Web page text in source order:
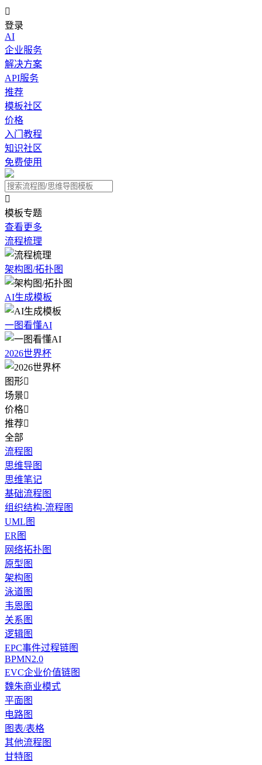

登录
AI
企业服务
解决方案
API服务
推荐
模板社区
价格
入门教程
知识社区
免费使用

模板专题
查看更多
流程梳理
架构图/拓扑图
AI生成模板
一图看懂AI
2026世界杯
图形
场景
价格
推荐
全部
流程图
思维导图
思维笔记
基础流程图
组织结构-流程图
UML图
ER图
网络拓扑图
原型图
架构图
泳道图
韦恩图
关系图
逻辑图
EPC事件过程链图
BPMN2.0
EVC企业价值链图
魏朱商业模式
平面图
电路图
图表/表格
其他流程图
甘特图